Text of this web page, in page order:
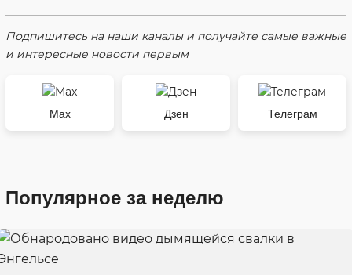
Подпишитесь на наши каналы и получайте самые важные
и интересные новости первым
Max Дзен Телеграм
Популярное за неделю